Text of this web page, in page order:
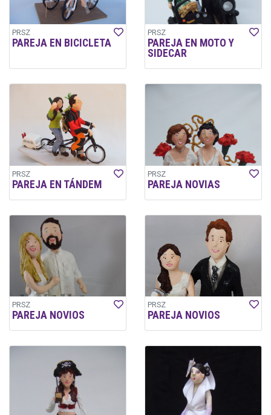
PRSZ
PAREJA EN BICICLETA
PRSZ
PAREJA EN MOTO Y
SIDECAR
PRSZ
PAREJA EN TÁNDEM
PRSZ
PAREJA NOVIAS
PRSZ
PAREJA NOVIOS
PRSZ
PAREJA NOVIOS